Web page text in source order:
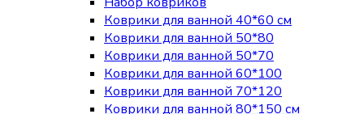
Коврики для ванной 40*60 см
Коврики для ванной 50*80
Коврики для ванной 50*70
Коврики для ванной 60*100
Коврики для ванной 70*120
Коврики для ванной 80*150 см